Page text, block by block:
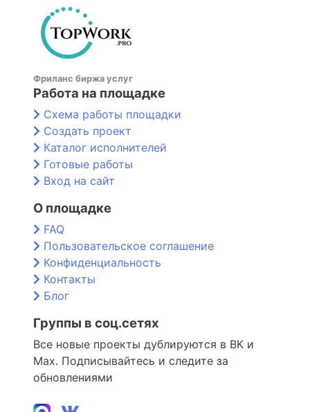
Фриланс биржа услуг
Работа на площадке
Схема работы площадки
Создать проект
Каталог исполнителей
Готовые работы
Вход на сайт
О площадке
FAQ
Пользовательское соглашение
Конфиденциальность
Контакты
Блог
Группы в соц.сетях
Все новые проекты дублируются в ВК и
Max. Подписывайтесь и следите за
обновлениями